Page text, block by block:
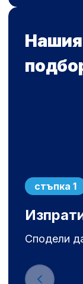
стъпка 1
Сподели